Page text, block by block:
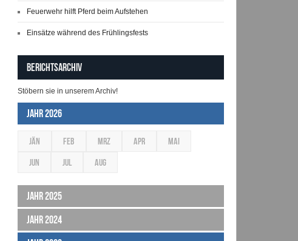
Feuerwehr hilft Pferd beim Aufstehen
Einsätze während des Frühlingsfests
Berichtsarchiv
Stöbern sie in unserem Archiv!
Jahr 2026
JÄN FEB MRZ APR MAI
JUN JUL AUG
Jahr 2025
Jahr 2024